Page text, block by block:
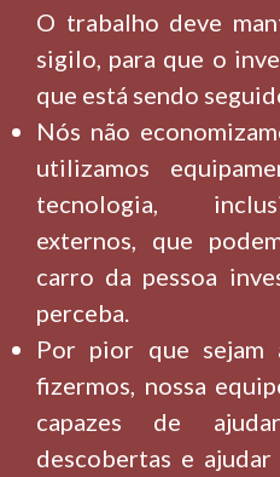
O trabalho deve
sigilo, para que o
que está sendo
Nós não
utilizamos
tecnologia,
externos, que
carro da pessoa
perceba.
Por pior que sejam
fizermos, nossa
capazes de
descobertas e